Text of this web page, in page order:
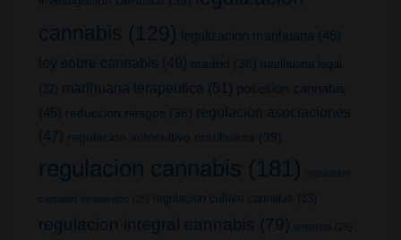
cannabis (129) legalizacion marihuana (46)
ley sobre cannabis (49) madrid (38)
marihuana legal
(32)
marihuana terapeutica (51) posesion cannabis
(45) reduccion riesgos (38)
regulacion asociaciones
(47) regulacion autocultivo marihuana (39)
regulacion cannabis (181) regulacion
cannabis terapeutico (25) regulacion cultivo cannabis (33)
regulacion integral cannabis (79) terpenos (25)